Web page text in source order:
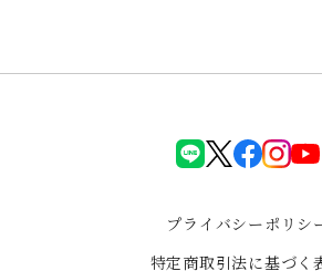
プライバシーポリシ
特定商取引法に基づく